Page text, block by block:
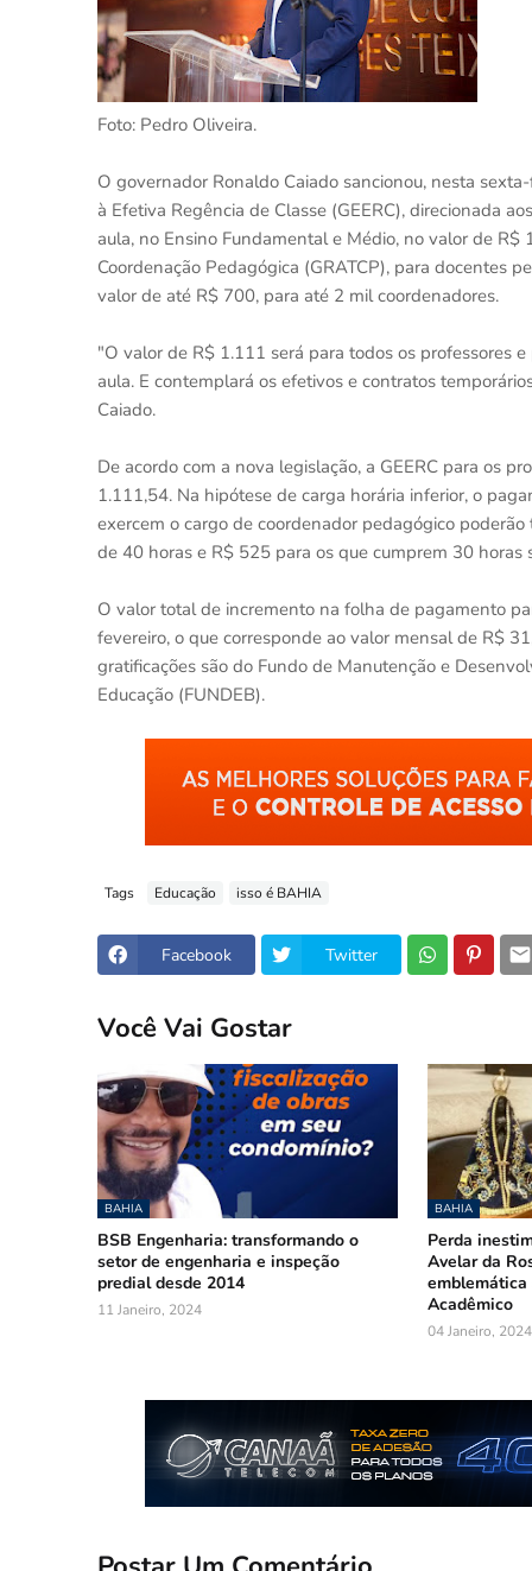
Foto: Pedro Oliveira.
O governador Ronaldo Caiado sancionou, nesta
à Efetiva Regência de Classe (GEERC), direcionada
aula, no Ensino Fundamental e Médio, no valor de
Coordenação Pedagógica (GRATCP), para docentes
valor de até R$ 700, para até 2 mil coordenadores.
"O valor de R$ 1.111 será para todos os professores
aula. E contemplará os efetivos e contratos
Caiado.
De acordo com a nova legislação, a GEERC para os
1.111,54. Na hipótese de carga horária inferior, o
exercem o cargo de coordenador pedagógico
de 40 horas e R$ 525 para os que cumprem 30 horas
O valor total de incremento na folha de pagamento
fevereiro, o que corresponde ao valor mensal de R$
gratificações são do Fundo de Manutenção e
Educação (FUNDEB).
Tags Educação isso é BAHIA
Facebook Twitter
Você Vai Gostar
BAHIA
BSB Engenharia: transformando o
setor de engenharia e inspeção
predial desde 2014
11 Janeiro, 2024
BAHIA
Perda
Avelar da
emblemática
Acadêmico
04 Janeiro, 2024